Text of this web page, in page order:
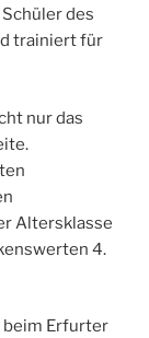
des
trainiert für
nur das
Altersklasse
4.
beim Erfurter